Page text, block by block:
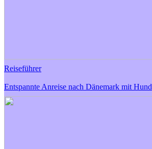
Reiseführer
Entspannte Anreise nach Dänemark mit Hund